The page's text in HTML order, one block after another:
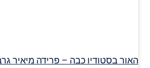
האור בסטודיו כבה – פרידה מיאיר